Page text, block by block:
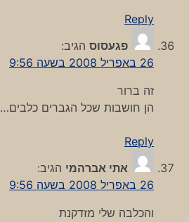
Reply
פגעסוס הגיב:
26 באפריל 2008 בשעה 9:56
זה ברור
הן חושבות שכל הגברים כלבים… P-:
Reply
אתי אברהמי הגיב:
26 באפריל 2008 בשעה 9:56
והכלבה שלי מזדקנת